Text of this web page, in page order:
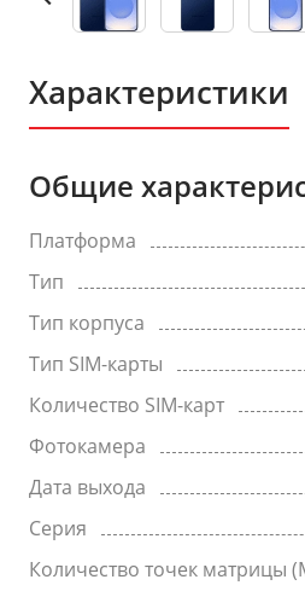
Характеристики
Общие
Платформа
Тип
Тип корпуса
Тип SIM-карты
Количество SIM-карт
Фотокамера
Дата выхода
Серия
Количество точек матрицы